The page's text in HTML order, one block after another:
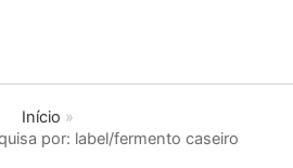
Início
por: label/fermento caseiro